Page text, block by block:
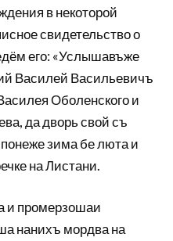
в некоторой
свидетельство о
его: «Услышавъже
Василей Васильевичъ
Оболенского и
да дворь свой съ
зима бе люта и
на Листани.
и промерзошаи
нанихъ мордва на